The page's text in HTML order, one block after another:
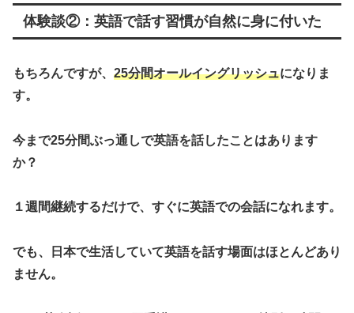
体験談②：英語で話す習慣が自然に身に付いた
もちろんですが、 25分間オールイングリッシュになりま
す。
今まで25分間ぶっ通しで英語を話したことはあります
か？
１週間継続するだけで、すぐに英語での会話になれます。
でも、日本で生活していて英語を話す場面はほとんどあり
ません。